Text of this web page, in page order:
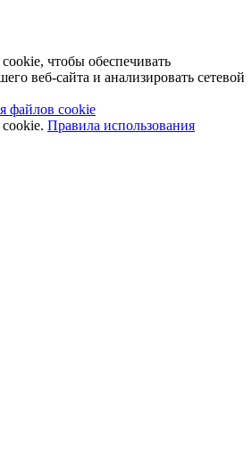
чтобы обеспечивать
веб-сайта и анализировать сетевой
файлов cookie
Правила использования